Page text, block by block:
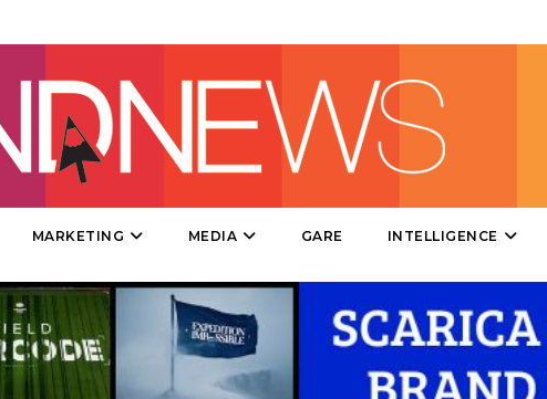
DATI
RICERCHE
PREVISIONI/SCENARI
CASE HISTORY
MARKETING MEDIA GARE INTELLIGENCE